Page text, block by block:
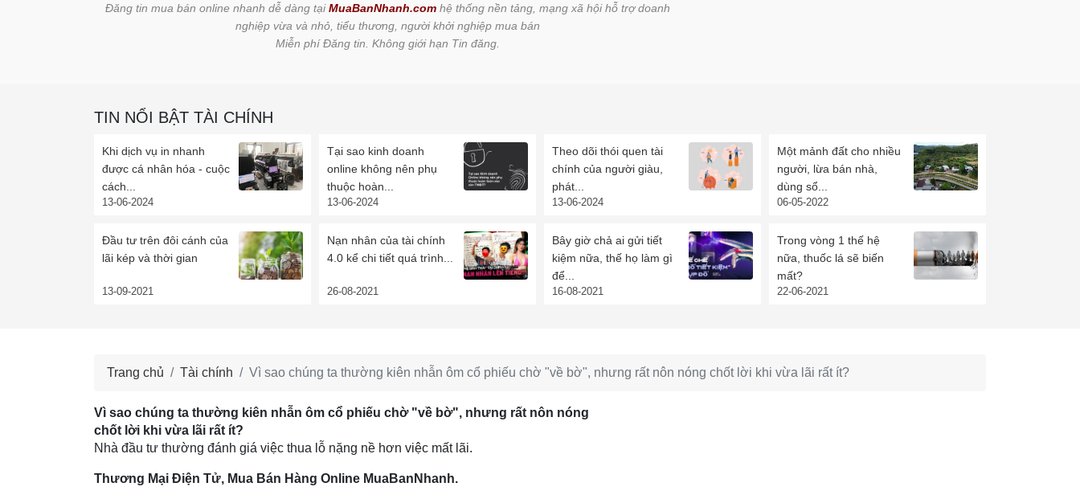
Đăng tin mua bán online nhanh dễ dàng tạiMuaBanNhanh.comhệ thống nền tảng, mạng xã hội hỗ trợ doanh
nghiệp vừa và nhỏ, tiểu thương, người khởi nghiệp mua bán
Miễn phí Đăng tin. Không giới hạn Tin đăng.
TIN NỔI BẬT TÀI CHÍNH
Khi dịch vụ in nhanh
được cá nhân hóa - cuộc
cách...
13-06-2024
Tại sao kinh doanh
online không nên phụ
thuộc hoàn...
13-06-2024
Theo dõi thói quen tài
chính của người giàu,
phát...
13-06-2024
Một mảnh đất cho nhiều
người, lừa bán nhà,
dùng sổ...
06-05-2022
Đầu tư trên đôi cánh của
lãi kép và thời gian
13-09-2021
Nạn nhân của tài chính
4.0 kể chi tiết quá trình...
26-08-2021
Bây giờ chả ai gửi tiết
kiệm nữa, thế họ làm gì
để...
16-08-2021
Trong vòng 1 thế hệ
nữa, thuốc lá sẽ biến
mất?
22-06-2021
Trang chủ Tài chính Vì sao chúng ta thường kiên nhẫn ôm cổ phiếu chờ "về bờ", nhưng rất nôn nóng chốt lời khi vừa lãi rất ít?
Vì sao chúng ta thường kiên nhẫn ôm cổ phiếu chờ "về bờ", nhưng rất nôn nóng
chốt lời khi vừa lãi rất ít?
Nhà đầu tư thường đánh giá việc thua lỗ nặng nề hơn việc mất lãi.
Thương Mại Điện Tử, Mua Bán Hàng Online MuaBanNhanh.